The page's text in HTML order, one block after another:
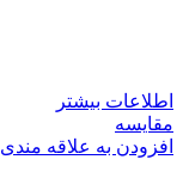
اطلاعات بیشتر
مقایسه
افزودن به علاقه مندی